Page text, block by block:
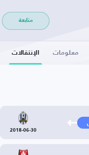
متابعة
معلومات الإنتقالات
2018-06-30